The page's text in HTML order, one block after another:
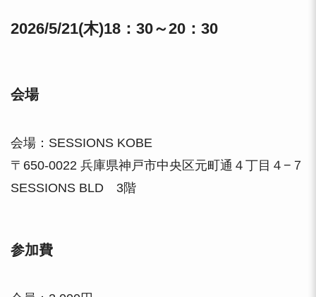
2026/5/21(木)18：30～20：30
会場
会場：SESSIONS KOBE
〒650-0022 兵庫県神戸市中央区元町通４丁目４−７
SESSIONS BLD 3階
参加費